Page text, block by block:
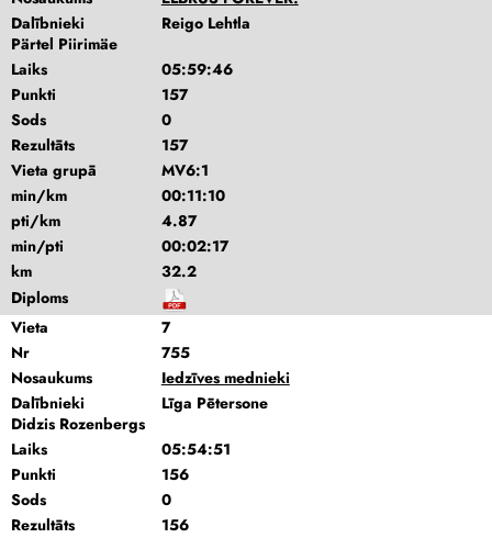
Dalībnieki
Reigo Lehtla
Pärtel Piirimäe
Laiks
05:59:46
Punkti
157
Sods
0
Rezultāts
157
Vieta grupā
MV6:1
min/km
00:11:10
pti/km
4.87
min/pti
00:02:17
km
32.2
Diploms
Vieta
7
Nr
755
Nosaukums
Iedzīves mednieki
Dalībnieki
Līga Pētersone
Didzis Rozenbergs
Laiks
05:54:51
Punkti
156
Sods
0
Rezultāts
156